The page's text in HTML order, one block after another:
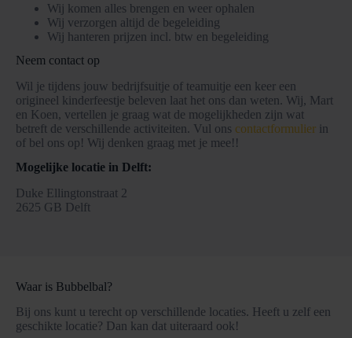
Wij komen alles brengen en weer ophalen
Wij verzorgen altijd de begeleiding
Wij hanteren prijzen incl. btw en begeleiding
Neem contact op
Wil je tijdens jouw bedrijfsuitje of teamuitje een keer een
origineel kinderfeestje beleven laat het ons dan weten. Wij, Mart
en Koen, vertellen je graag wat de mogelijkheden zijn wat
betreft de verschillende activiteiten. Vul ons contactformulier in
of bel ons op! Wij denken graag met je mee!!
Mogelijke locatie in Delft:
Duke Ellingtonstraat 2
2625 GB Delft
Waar is Bubbelbal?
Bij ons kunt u terecht op verschillende locaties. Heeft u zelf een
geschikte locatie? Dan kan dat uiteraard ook!